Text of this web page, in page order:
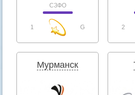
СЗФО
1 G 2
Мурманск